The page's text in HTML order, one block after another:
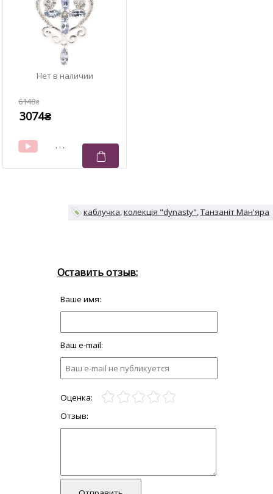
6148₴
3074₴
каблучка колекція "dynasty" Танзаніт Ман'яра